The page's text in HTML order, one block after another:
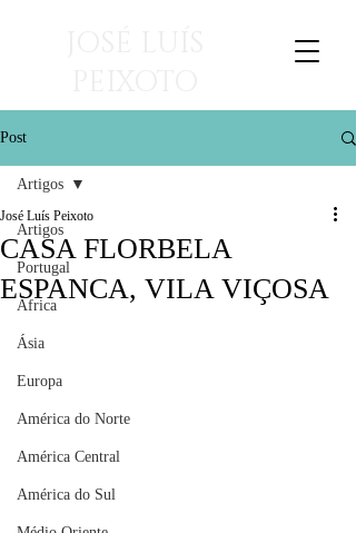
viagens para ler
Post
Artigos
Portugal
África
Ásia
Europa
América do Norte
América Central
América do Sul
Artigos
CASA FLORBELA
ESPANCA, VILA VIÇOSA
José Luís Peixoto